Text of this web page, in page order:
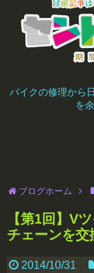
バイクの修理から
を
ブログホーム
【第1回】V
チェーンを交
2014/10/31